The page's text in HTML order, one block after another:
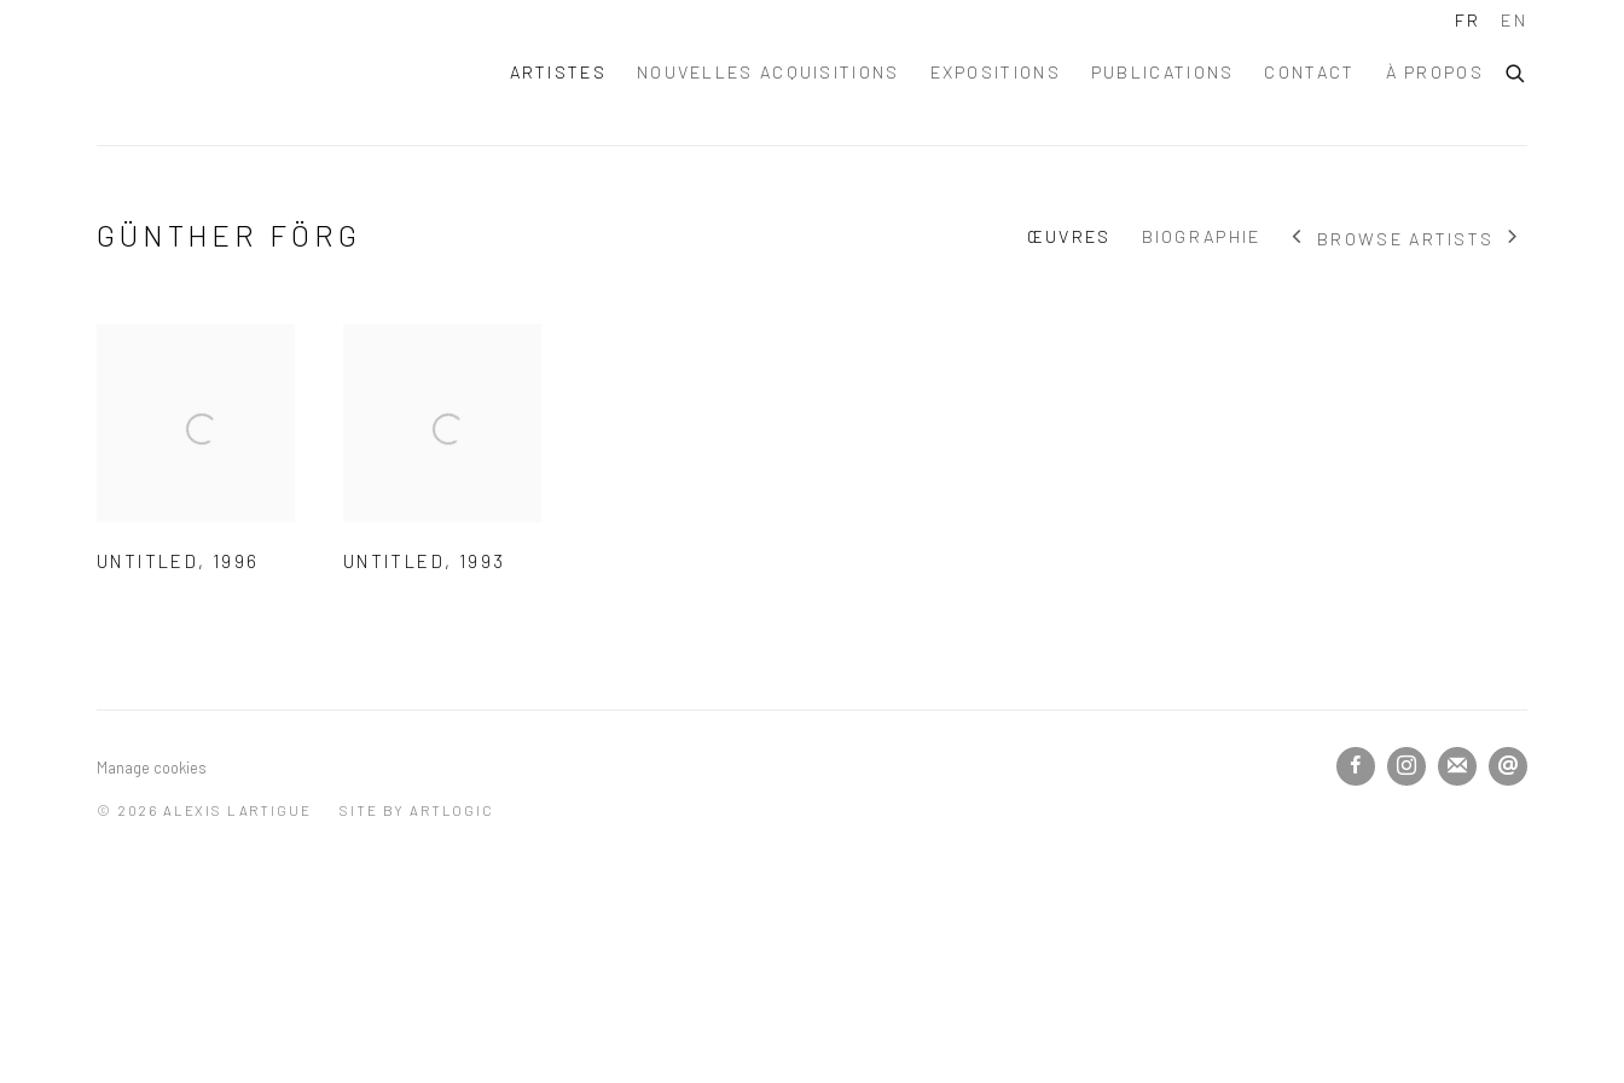
ARTISTES NOUVELLES ACQUISITIONS EXPOSITIONS PUBLICATIONS CONTACT À PROPOS
FR EN
GÜNTHER FÖRG ŒUVRES BIOGRAPHIE BROWSE ARTISTS
UNTITLED , 1996 UNTITLED , 1993
Manage cookies
© 2026 ALEXIS LARTIGUE SITE BY ARTLOGIC